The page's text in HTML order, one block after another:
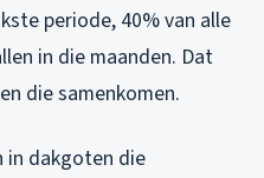
periode, 40% van alle
in die maanden. Dat
die samenkomen.
in dakgoten die